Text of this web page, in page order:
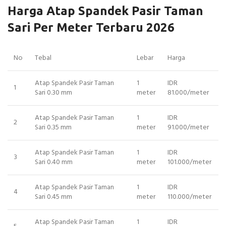
Harga Atap Spandek Pasir Taman
Sari Per Meter Terbaru 2026
No Tebal Lebar Harga
1
Atap Spandek Pasir Taman
Sari 0.30 mm
1
meter
IDR
81.000/meter
2
Atap Spandek Pasir Taman
Sari 0.35 mm
1
meter
IDR
91.000/meter
3
Atap Spandek Pasir Taman
Sari 0.40 mm
1
meter
IDR
101.000/meter
4
Atap Spandek Pasir Taman
Sari 0.45 mm
1
meter
IDR
110.000/meter
Atap Spandek Pasir Taman
1
IDR